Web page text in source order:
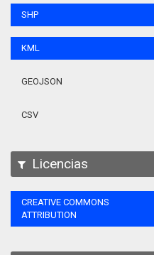
SHP
KML
GEOJSON
CSV
Licencias
CREATIVE COMMONS
ATTRIBUTION